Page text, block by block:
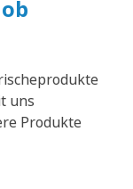
uns
Produkte